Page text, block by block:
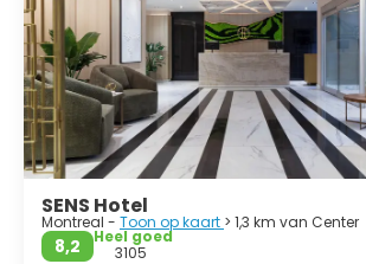
SENS Hotel
Montreal - Toon op kaart > 1,3 km van Center
8,2
Heel goed
3105